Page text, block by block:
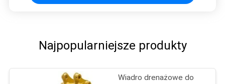
Najpopularniejsze produkty
Wiadro drenażowe do